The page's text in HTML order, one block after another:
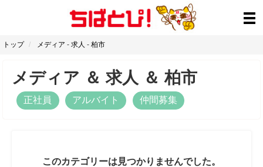
トップ メディア - 求人 - 柏市
メディア ＆求人 ＆柏市
正社員 アルバイト 仲間募集
このカテゴリーは見つかりませんでした。